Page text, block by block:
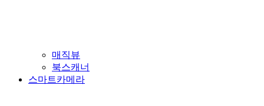
매직뷰
북스캐너
스마트카메라